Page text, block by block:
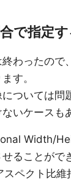
で指定す
わったの
す。
ついては
いケースも
Width/
ることが
ペクト比